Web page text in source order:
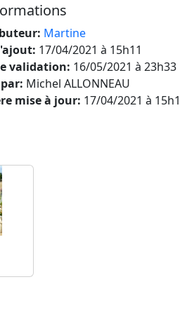
Martine
17/04/2021 à 15h11
validation: 16/05/2021 à 23h33
Michel ALLONNEAU
mise à jour: 17/04/2021 à